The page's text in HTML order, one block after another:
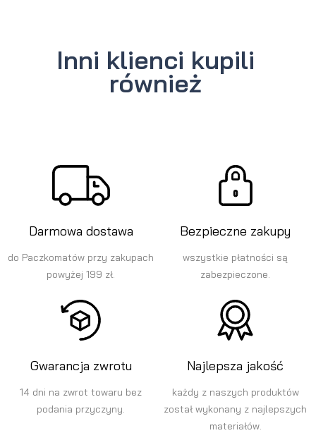
Inni klienci kupili
również
Darmowa dostawa
do Paczkomatów przy zakupach
powyżej 199 zł.
Bezpieczne zakupy
wszystkie płatności są
zabezpieczone.
Gwarancja zwrotu
14 dni na zwrot towaru bez
podania przyczyny.
Najlepsza jakość
każdy z naszych produktów
został wykonany z najlepszych
materiałów.